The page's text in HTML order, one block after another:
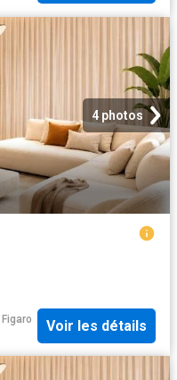
4 photos
Figaro
Voir les détails